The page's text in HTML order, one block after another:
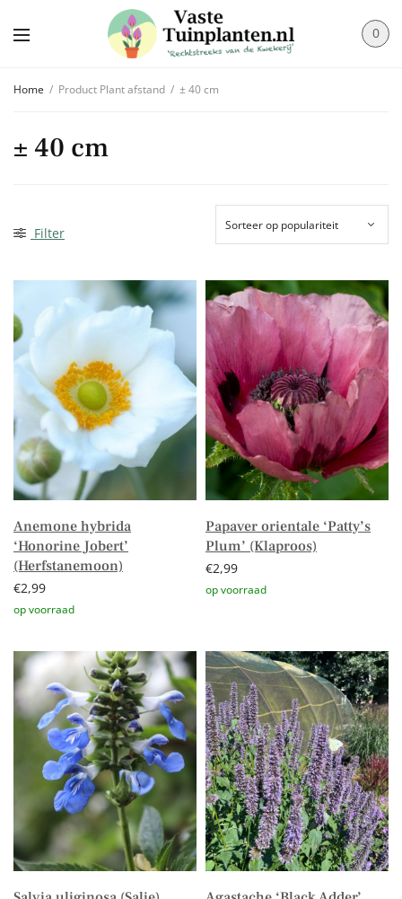
0
Home / Product Plant afstand / ± 40 cm
± 40 cm
Filter
Anemone hybrida
‘Honorine Jobert’
(Herfstanemoon)
€2,99
Papaver orientale ‘Patty’s
Plum’ (Klaproos)
€2,99